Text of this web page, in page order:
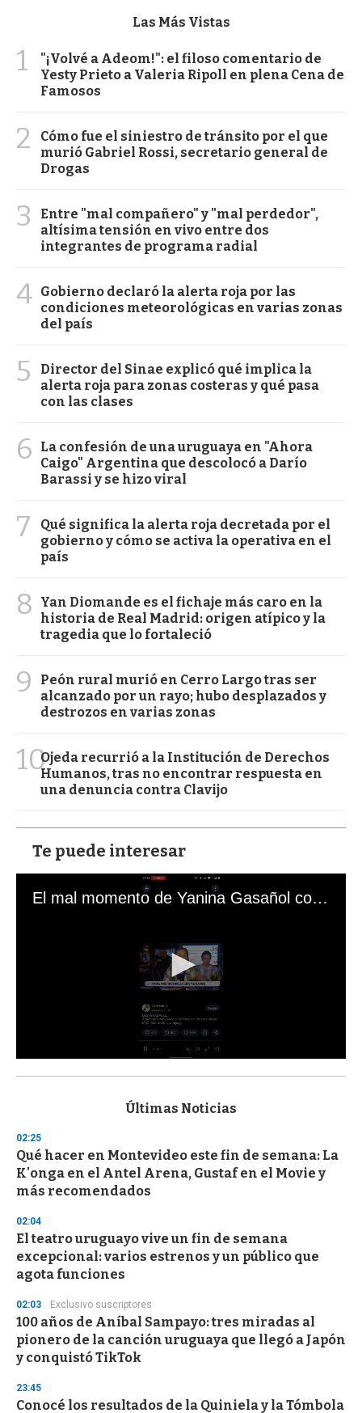
Las Más Vistas
1
"¡Volvé a Adeom!": el filoso comentario de
Yesty Prieto a Valeria Ripoll en plena Cena de
Famosos
2
Cómo fue el siniestro de tránsito por el que
murió Gabriel Rossi, secretario general de
Drogas
3
Entre "mal compañero" y "mal perdedor",
altísima tensión en vivo entre dos
integrantes de programa radial
4 Gobierno declaró la alerta roja por las
condiciones meteorológicas en varias zonas
del país
5
Director del Sinae explicó qué implica la
alerta roja para zonas costeras y qué pasa
con las clases
6
La confesión de una uruguaya en "Ahora
Caigo" Argentina que descolocó a Darío
Barassi y se hizo viral
7
Qué significa la alerta roja decretada por el
gobierno y cómo se activa la operativa en el
país
8
Yan Diomande es el fichaje más caro en la
historia de Real Madrid: origen atípico y la
tragedia que lo fortaleció
9
Peón rural murió en Cerro Largo tras ser
alcanzado por un rayo; hubo desplazados y
destrozos en varias zonas
10Ojeda recurrió a la Institución de Derechos
Humanos, tras no encontrar respuesta en
una denuncia contra Clavijo
Te puede interesar
El mal momento de Yanina Gasañol con un hincha argentino en "Subrayado"
s
d
s
o
f
3
s
e
c
o
n
Últimas Noticias
02:25
Qué hacer en Montevideo este fin de semana: La
K'onga en el Antel Arena, Gustaf en el Movie y
más recomendados
02:04
El teatro uruguayo vive un fin de semana
excepcional: varios estrenos y un público que
agota funciones
02:03 Exclusivo suscriptores
100 años de Aníbal Sampayo: tres miradas al
pionero de la canción uruguaya que llegó a Japón
y conquistó TikTok
23:45
Conocé los resultados de la Quiniela y la Tómbola